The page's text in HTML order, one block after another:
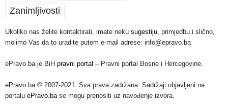
Zanimljivosti
Ukoliko nas želite kontaktirati, imate neku sugestiju , primjedbu i slično,
molimo Vas da to uradite putem e-mail adrese: info@epravo.ba
ePravo.ba je BiH pravni portal – Pravni portal Bosne i Hercegovine.
ePravo .ba © 2007-2021. Sva prava zadržana. Sadržaji objavljeni na
portalu ePravo.ba se mogu prenositi uz navođenje izvora.